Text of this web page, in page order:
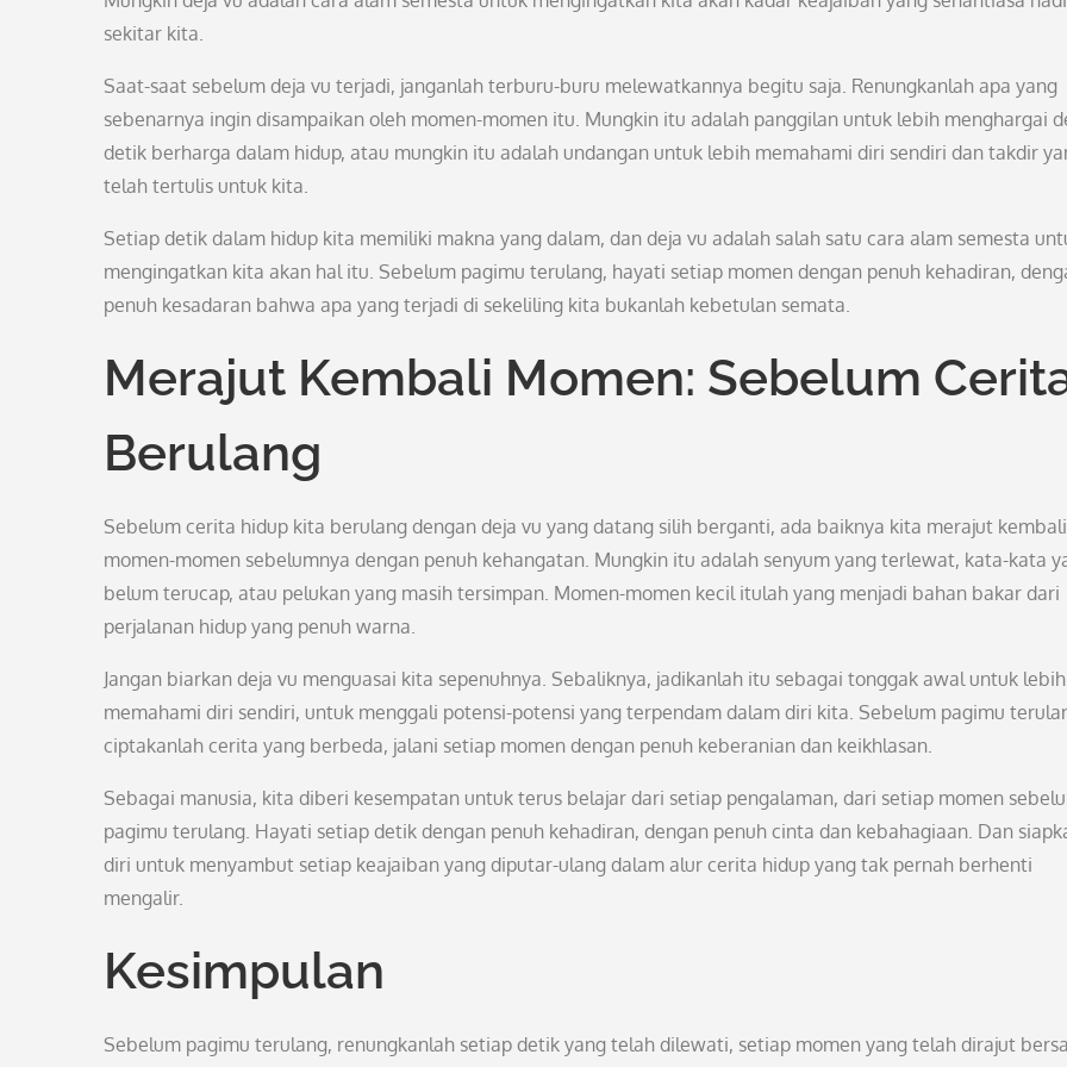
sekitar kita.
Saat-saat sebelum deja vu terjadi, janganlah terburu-buru melewatkannya begitu saja. Renungkanlah apa yang
sebenarnya ingin disampaikan oleh momen-momen itu. Mungkin itu adalah panggilan untuk lebih menghargai
detik berharga dalam hidup, atau mungkin itu adalah undangan untuk lebih memahami diri sendiri dan takdir
telah tertulis untuk kita.
Setiap detik dalam hidup kita memiliki makna yang dalam, dan deja vu adalah salah satu cara alam semesta
mengingatkan kita akan hal itu. Sebelum pagimu terulang, hayati setiap momen dengan penuh kehadiran,
penuh kesadaran bahwa apa yang terjadi di sekeliling kita bukanlah kebetulan semata.
Merajut Kembali Momen: Sebelum
Berulang
Sebelum cerita hidup kita berulang dengan deja vu yang datang silih berganti, ada baiknya kita merajut kembali
momen-momen sebelumnya dengan penuh kehangatan. Mungkin itu adalah senyum yang terlewat, kata-kata
belum terucap, atau pelukan yang masih tersimpan. Momen-momen kecil itulah yang menjadi bahan bakar dari
perjalanan hidup yang penuh warna.
Jangan biarkan deja vu menguasai kita sepenuhnya. Sebaliknya, jadikanlah itu sebagai tonggak awal untuk lebih
memahami diri sendiri, untuk menggali potensi-potensi yang terpendam dalam diri kita. Sebelum pagimu
ciptakanlah cerita yang berbeda, jalani setiap momen dengan penuh keberanian dan keikhlasan.
Sebagai manusia, kita diberi kesempatan untuk terus belajar dari setiap pengalaman, dari setiap momen
pagimu terulang. Hayati setiap detik dengan penuh kehadiran, dengan penuh cinta dan kebahagiaan. Dan
diri untuk menyambut setiap keajaiban yang diputar-ulang dalam alur cerita hidup yang tak pernah berhenti
mengalir.
Kesimpulan
Sebelum pagimu terulang, renungkanlah setiap detik yang telah dilewati, setiap momen yang telah dirajut